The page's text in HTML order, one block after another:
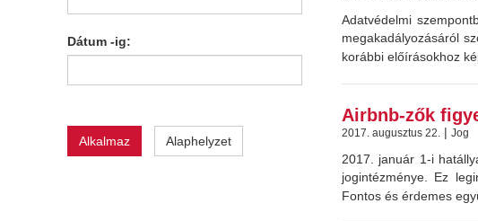
Dátum -ig:
Alkalmaz Alaphelyzet
Adatvédelmi
megakadályozásáról
korábbi előírásokhoz
Airbnb-zők
2017. augusztus 22. | Jog
2017. január 1-i
jogintézménye. Ez
Fontos és érdemes